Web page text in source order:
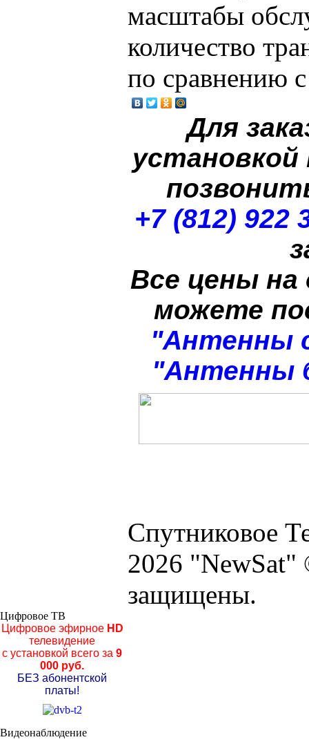
масштабы
количество
по сравнению
Для
+7 (812) 922
Все цены на
можете
"Антенны
"Антенны
Спутниковое
2026 "NewSat"
защищены.
Цифровое ТВ
Цифровое эфирноеHD
телевидение
с установкой всего за 9
000 руб.
БЕЗ абонентской
платы!
Видеонаблюдение